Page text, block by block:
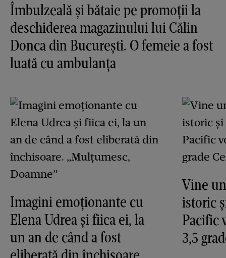
Îmbulzeală și bătaie pe promoții la
deschiderea magazinului lui Călin
Donca din București. O femeie a fost
luată cu ambulanța
Imagini emoționante cu
Elena Udrea și fiica ei, la
un an de când a fost
Vine
istoric
Pacific
3,5